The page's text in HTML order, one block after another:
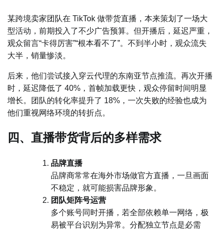
某跨境卖家团队在 TikTok 做带货直播，本来策划了一场大
型活动，前期投入了不少广告预算。但开播后，延迟严重，
观众留言“卡得厉害”“根本看不了”。不到半小时，观众流失
大半，销量惨淡。
后来，他们尝试接入穿云代理的东南亚节点推流。再次开播
时，延迟降低了 40%，首帧加载更快，观众停留时间明显
增长。团队的转化率提升了 18%，一次失败的经验也成为
他们重视网络环境的转折点。
四、直播带货背后的多样需求
品牌直播
品牌商常常在海外市场做官方直播，一旦画面
不稳定，就可能损害品牌形象。
团队矩阵号运营
多个账号同时开播，若全部依赖单一网络，极
易被平台识别为异常。分配独立节点是必需